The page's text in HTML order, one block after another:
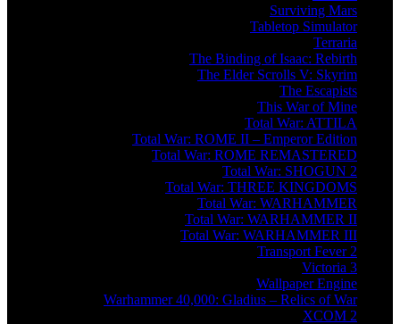
Surviving Mars
Tabletop Simulator
Terraria
The Binding of Isaac: Rebirth
The Elder Scrolls V: Skyrim
The Escapists
This War of Mine
Total War: ATTILA
Total War: ROME II – Emperor Edition
Total War: ROME REMASTERED
Total War: SHOGUN 2
Total War: THREE KINGDOMS
Total War: WARHAMMER
Total War: WARHAMMER II
Total War: WARHAMMER III
Transport Fever 2
Victoria 3
Wallpaper Engine
Warhammer 40,000: Gladius – Relics of War
XCOM 2